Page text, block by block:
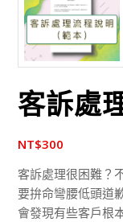
客訴處
NT$300
客訴處理很困難？
要拚命彎腰低頭道
會發現有些客戶根